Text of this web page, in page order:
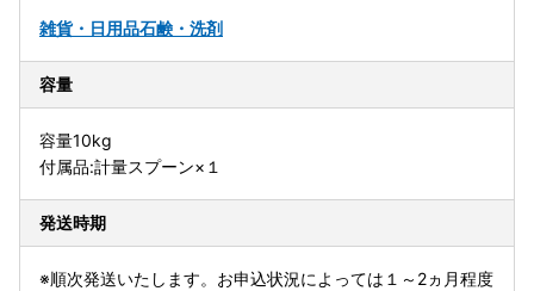
雑貨・日用品石鹸・洗剤
容量
容量10kg
付属品:計量スプーン×１
発送時期
※順次発送いたします。お申込状況によっては１～2ヵ月程度